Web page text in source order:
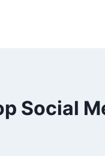
Social